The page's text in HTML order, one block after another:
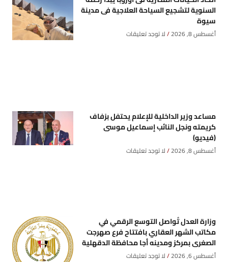
السنوية لتشجيع السياحة العلاجية فى مدينة
سيوة
أغسطس 8, 2026 لا توجد تعليقات
مساعد وزير الداخلية للإعلام يحتفل بزفاف
كريمته ونجل النائب إسماعيل موسى
(فيديو)
أغسطس 8, 2026 لا توجد تعليقات
وزارة العدل تُواصل التوسع الرقمي في
مكاتب الشهر العقاري بافتتاح فرع صهرجت
الصغرى بمركز ومدينه أجا محافظة الدقهلية
أغسطس 6, 2026 لا توجد تعليقات